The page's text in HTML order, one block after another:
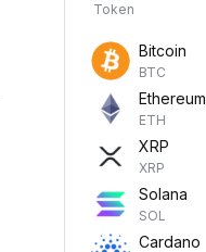
Token
Bitcoin
BTC
Ethereum
ETH
XRP
XRP
Solana
SOL
Cardano